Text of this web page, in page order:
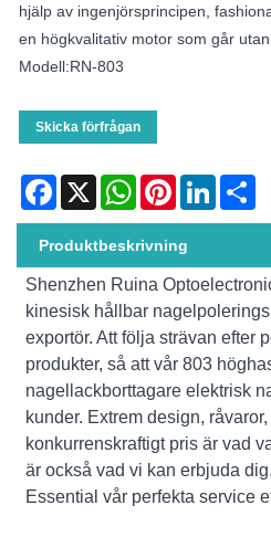
hjälp av ingenjörsprincipen,
en högkvalitativ motor som går utan
Modell:RN-803
Skicka förfrågan
Facebook
X WhatsAppPinterestLinkedIn
Produktbeskrivning
Shenzhen Ruina
kinesisk hållbar
exportör. Att följa strävan efter
produkter, så att vår 803
nagellackborttagare elektrisk
kunder. Extrem design,
konkurrenskraftigt pris är vad
är också vad vi kan erbjuda
Essential vår perfekta service